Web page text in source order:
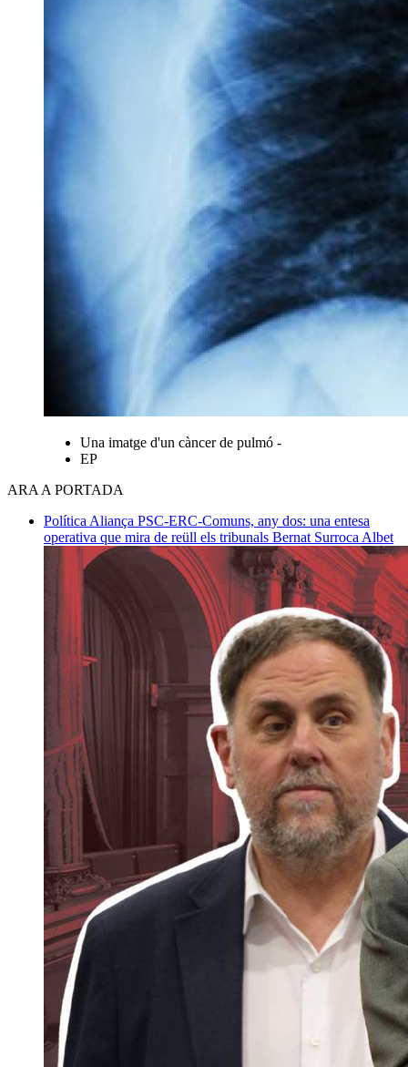
Una imatge d'un càncer de pulmó -
EP
ARA A PORTADA
Política Aliança PSC-ERC-Comuns, any dos: una entesa
operativa que mira de reüll els tribunals Bernat Surroca Albet